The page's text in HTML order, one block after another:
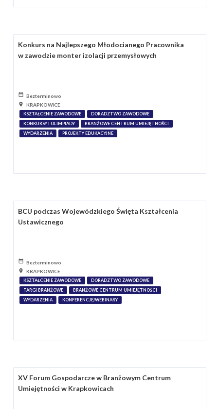
Konkurs na Najlepszego Młodocianego Pracownika
w zawodzie monter izolacji przemysłowych
Bezterminowo
KRAPKOWICE
KSZTAŁCENIE ZAWODOWE
DORADZTWO ZAWODOWE
KONKURSY I OLIMPIADY
BRANŻOWE CENTRUM UMIEJĘTNOŚCI
WYDARZENIA
PROJEKTY EDUKACYJNE
BCU podczas Wojewódzkiego Święta Kształcenia
Ustawicznego
Bezterminowo
KRAPKOWICE
KSZTAŁCENIE ZAWODOWE
DORADZTWO ZAWODOWE
TARGI BRANŻOWE
BRANŻOWE CENTRUM UMIEJĘTNOŚCI
WYDARZENIA
KONFERENCJE/WEBINARY
XV Forum Gospodarcze w Branżowym Centrum
Umiejętności w Krapkowicach